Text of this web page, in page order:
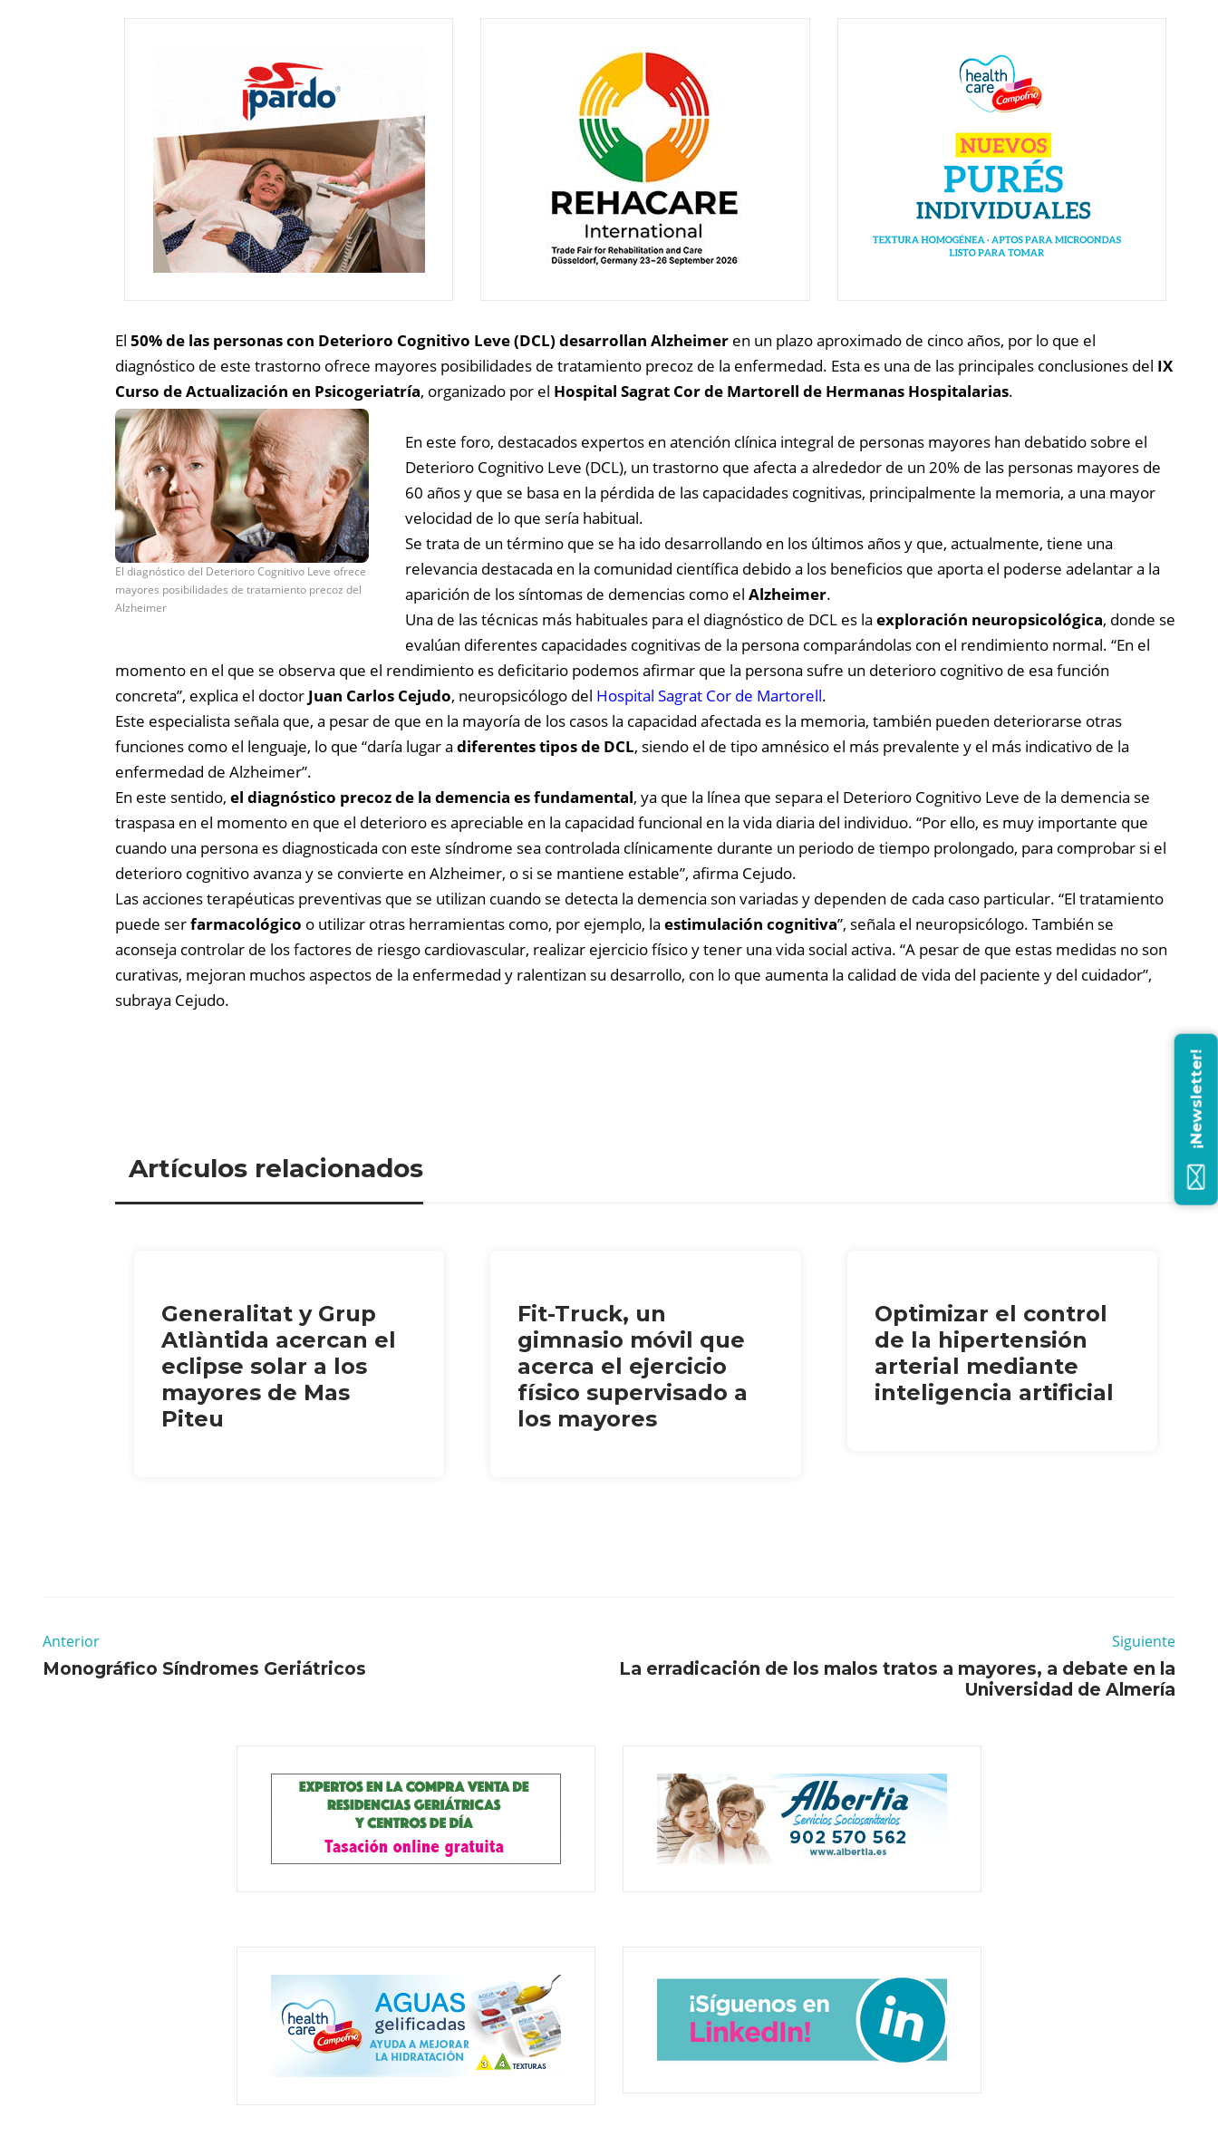
El 50% de las personas con Deterioro Cognitivo Leve (DCL) desarrollan Alzheimer en un plazo aproximado de cinco años, por lo que el
diagnóstico de este trastorno ofrece mayores posibilidades de tratamiento precoz de la enfermedad. Esta es una de las principales conclusiones del IX
Curso de Actualización en Psicogeriatría, organizado por el Hospital Sagrat Cor de Martorell de Hermanas Hospitalarias.
El diagnóstico del Deterioro Cognitivo Leve ofrece
mayores posibilidades de tratamiento precoz del
Alzheimer
En este foro, destacados expertos en atención clínica integral de personas mayores han debatido sobre el
Deterioro Cognitivo Leve (DCL), un trastorno que afecta a alrededor de un 20% de las personas mayores de
60 años y que se basa en la pérdida de las capacidades cognitivas, principalmente la memoria, a una mayor
velocidad de lo que sería habitual.
Se trata de un término que se ha ido desarrollando en los últimos años y que, actualmente, tiene una
relevancia destacada en la comunidad científica debido a los beneficios que aporta el poderse adelantar a la
aparición de los síntomas de demencias como el Alzheimer.
Una de las técnicas más habituales para el diagnóstico de DCL es la exploración neuropsicológica, donde se
evalúan diferentes capacidades cognitivas de la persona comparándolas con el rendimiento normal. “En el
momento en el que se observa que el rendimiento es deficitario podemos afirmar que la persona sufre un deterioro cognitivo de esa función
concreta”, explica el doctor Juan Carlos Cejudo, neuropsicólogo del Hospital Sagrat Cor de Martorell.
Este especialista señala que, a pesar de que en la mayoría de los casos la capacidad afectada es la memoria, también pueden deteriorarse otras
funciones como el lenguaje, lo que “daría lugar a diferentes tipos de DCL, siendo el de tipo amnésico el más prevalente y el más indicativo de la
enfermedad de Alzheimer”.
En este sentido, el diagnóstico precoz de la demencia es fundamental, ya que la línea que separa el Deterioro Cognitivo Leve de la demencia se
traspasa en el momento en que el deterioro es apreciable en la capacidad funcional en la vida diaria del individuo. “Por ello, es muy importante que
cuando una persona es diagnosticada con este síndrome sea controlada clínicamente durante un periodo de tiempo prolongado, para comprobar si el
deterioro cognitivo avanza y se convierte en Alzheimer, o si se mantiene estable”, afirma Cejudo.
Las acciones terapéuticas preventivas que se utilizan cuando se detecta la demencia son variadas y dependen de cada caso particular. “El tratamiento
puede serfarmacológico o utilizar otras herramientas como, por ejemplo, la estimulación cognitiva”, señala el neuropsicólogo. También se
aconseja controlar de los factores de riesgo cardiovascular, realizar ejercicio físico y tener una vida social activa. “A pesar de que estas medidas no son
curativas, mejoran muchos aspectos de la enfermedad y ralentizan su desarrollo, con lo que aumenta la calidad de vida del paciente y del cuidador”,
subraya Cejudo.
Artículos relacionados
Generalitat y Grup
Atlàntida acercan el
eclipse solar a los
mayores de Mas
Piteu
Fit-Truck, un
gimnasio móvil que
acerca el ejercicio
físico supervisado a
los mayores
Optimizar el control
de la hipertensión
arterial mediante
inteligencia artificial
Anterior
Monográfico Síndromes Geriátricos
Siguiente
La erradicación de los malos tratos a mayores, a debate en la
Universidad de Almería
¡Newsletter!